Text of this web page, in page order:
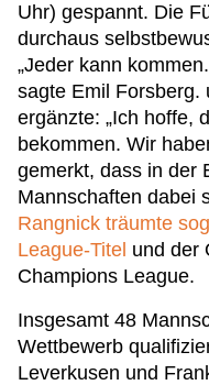
Uhr) gespannt. Die
durchaus
„Jeder kann
sagte Emil Forsberg.
ergänzte: „Ich hoffe,
bekommen. Wir
gemerkt, dass in der
Mannschaften dabei
Rangnick träumte
League-Titel und der
Champions League.
Insgesamt 48
Wettbewerb
Leverkusen und